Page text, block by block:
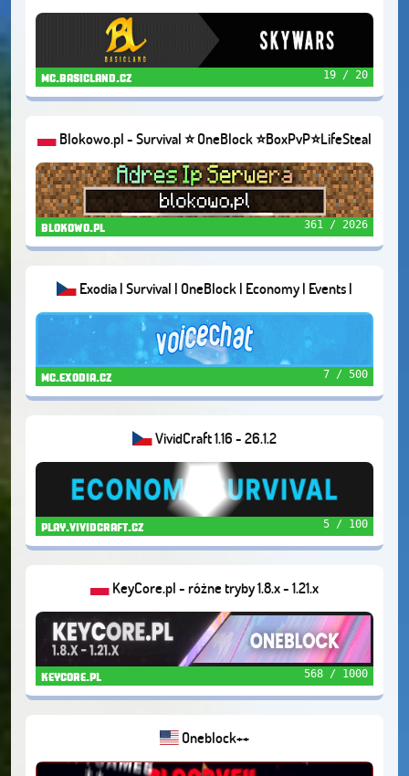
mc.basicland.cz 19 / 20
Blokowo.pl - Survival ⭐ OneBlock ⭐BoxPvP⭐LifeSteal
blokowo.pl 361 / 2026
Exodia | Survival | OneBlock | Economy | Events |
mc.exodia.cz 7 / 500
VividCraft 1.16 - 26.1.2
play.vividcraft.cz 5 / 100
KeyCore.pl - różne tryby 1.8.x - 1.21.x
keycore.pl 568 / 1000
Oneblock++